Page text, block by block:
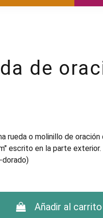
de
rueda o molinillo de oración
escrito en la parte
Añadir al carrito